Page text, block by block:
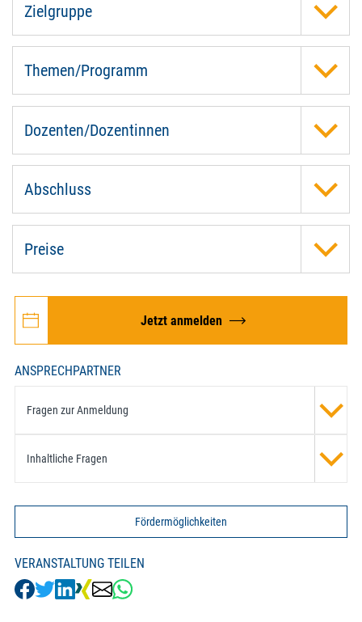
Zielgruppe
Themen/Programm
Dozenten/Dozentinnen
Abschluss
Preise
Jetzt anmelden
ANSPRECHPARTNER
Fragen zur Anmeldung
Inhaltliche Fragen
Fördermöglichkeiten
VERANSTALTUNG TEILEN